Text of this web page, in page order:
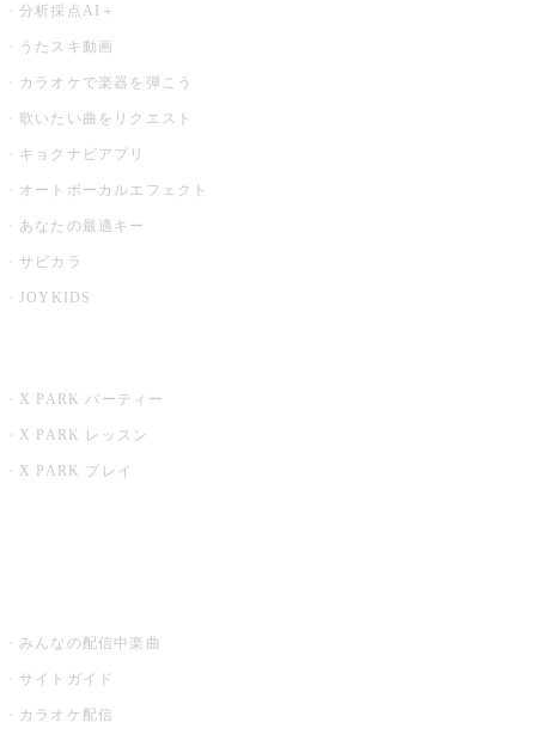
分析採点AI＋
うたスキ動画
カラオケで楽器を弾こう
歌いたい曲をリクエスト
キョクナビアプリ
オートボーカルエフェクト
あなたの最適キー
サビカラ
JOYKIDS
X PARK パーティー
X PARK レッスン
X PARK プレイ
みんなの配信中楽曲
サイトガイド
カラオケ配信